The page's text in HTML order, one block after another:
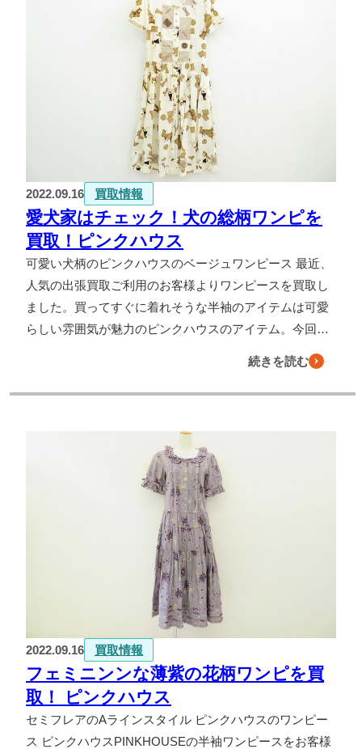
2022.09.16 買取情報
愛犬家はチェック！犬の総柄ワンピを
買取！ピンクハウス
可愛い犬柄のピンクハウスのベージュワンピース 最近、
人気の出張買取ご利用のお客様よりワンピースを買取し
ました。買ってすぐに着れそうな半袖のアイテムは可愛
らしい雰囲気が魅力のピンクハウスのアイテム。今回…
続きを読む
2022.09.16 買取情報
フェミニンンな薄紫の花柄ワンピを買
取！ ピンクハウス
セミフレアのAラインスタイル ピンクハウスのワンピー
ス ピンクハウスPINKHOUSEの半袖ワンピースをお客様